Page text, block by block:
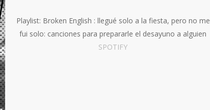
Playlist: Broken English : llegué solo a la fiesta, pero no me
fui solo: canciones para prepararle el desayuno a alguien
SPOTIFY